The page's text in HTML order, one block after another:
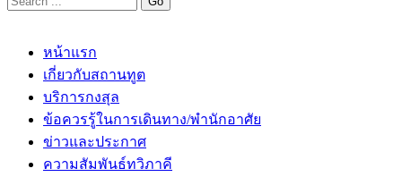
หน้าแรก
เกี่ยวกับสถานทูต
บริการกงสุล
ข้อควรรู้ในการเดินทาง/พำนักอาศัย
ข่าวและประกาศ
ความสัมพันธ์ทวิภาคี